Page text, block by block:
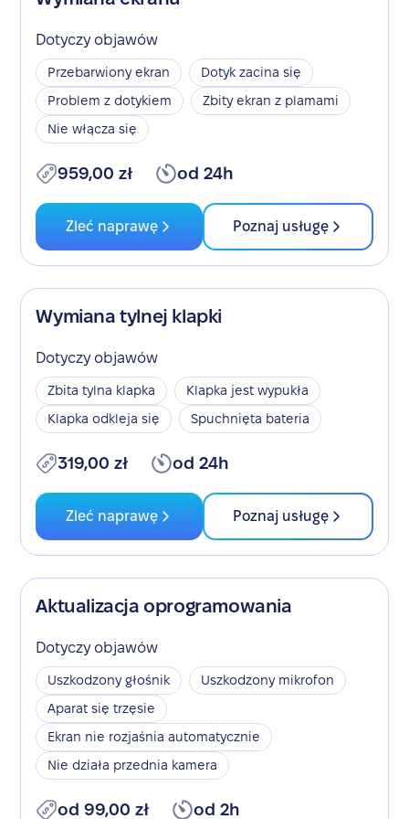
Dotyczy objawów
Przebarwiony ekran
Dotyk zacina się
Problem z dotykiem
Zbity ekran z plamami
Nie włącza się
959,00 zł od 24h
Zleć naprawę Poznaj usługę
Wymiana tylnej klapki
Dotyczy objawów
Zbita tylna klapka
Klapka jest wypukła
Klapka odkleja się
Spuchnięta bateria
319,00 zł od 24h
Zleć naprawę Poznaj usługę
Aktualizacja oprogramowania
Dotyczy objawów
Uszkodzony głośnik
Uszkodzony mikrofon
Aparat się trzęsie
Ekran nie rozjaśnia automatycznie
Nie działa przednia kamera
od 99,00 zł od 2h